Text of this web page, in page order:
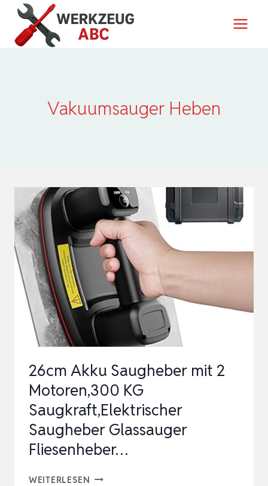
Zum
Inhalt
springen
Vakuumsauger Heben
26cm Akku Saugheber mit 2
Motoren,300 KG
Saugkraft,Elektrischer
Saugheber Glassauger
Fliesenheber…
WEITERLESEN 26CM